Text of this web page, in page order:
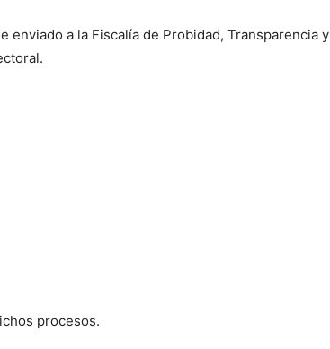
a la Fiscalía de Probidad, Transparencia y
procesos.